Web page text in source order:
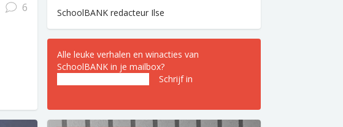
6
SchoolBANK redacteur Ilse
Alle leuke verhalen en winacties van
SchoolBANK in je mailbox?